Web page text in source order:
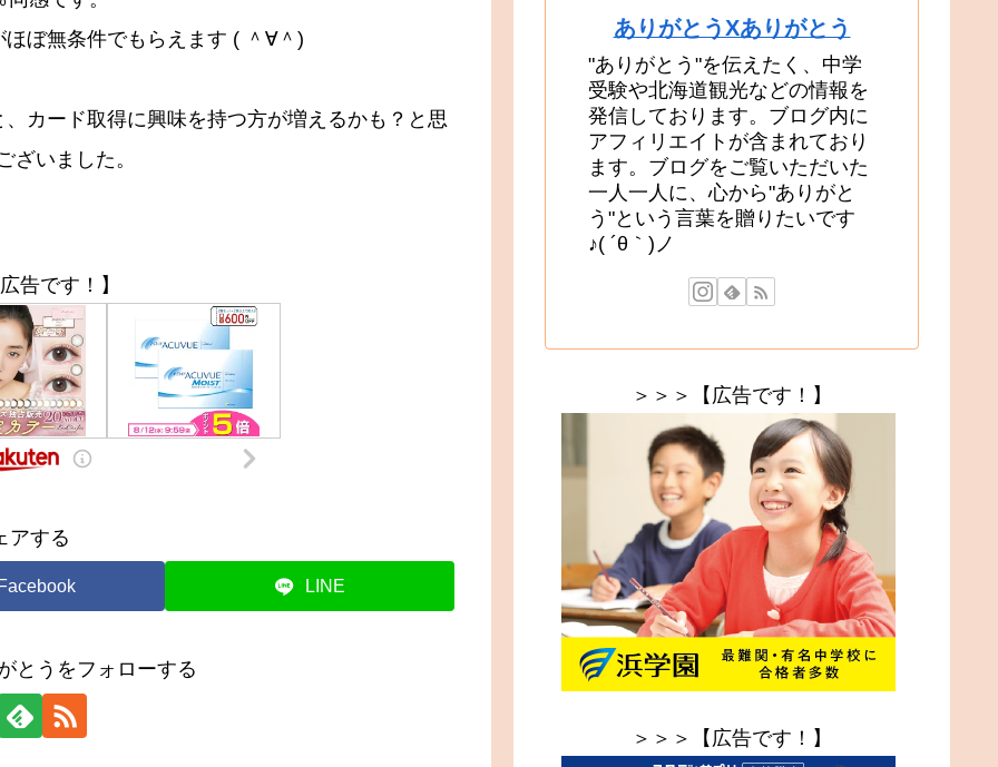
ほぼ無条件でもらえます ( ＾∀＾)
、カード取得に興味を持つ方が増えるかも？と思
ざいました。
告です！】
アする
LINE
とうをフォローする
ありがとうXありがとう
"ありがとう"を伝えたく、中学
受験や北海道観光などの情報を
発信しております。ブログ内に
アフィリエイトが含まれており
ます。ブログをご覧いただいた
一人一人に、心から"ありがと
う"という言葉を贈りたいです
♪( ´θ｀)ノ
＞＞＞【広告です！】
＞＞＞【広告です！】